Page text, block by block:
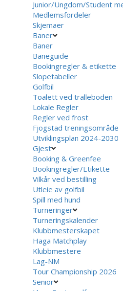
Junior/Ungdom/Student
Medlemsfordeler
Skjemaer
Baner
Baner
Baneguide
Bookingregler & etikette
Slopetabeller
Golfbil
Toalett ved tralleboden
Lokale Regler
Regler ved frost
Fjogstad treningsområde
Utviklingsplan 2024-2030
Gjest
Booking & Greenfee
Bookingregler/Etikette
Vilkår ved bestilling
Utleie av golfbil
Spill med hund
Turneringer
Turneringskalender
Klubbmesterskapet
Haga Matchplay
Klubbmestere
Lag-NM
Tour Championship 2026
Senior